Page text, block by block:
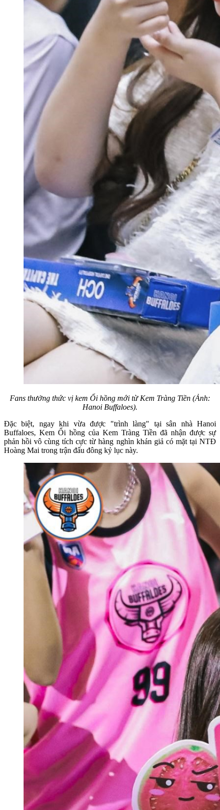
Fans thưởng thức vị kem Ổi hồng mới từ Kem Tràng Tiền (Ảnh:
Hanoi Buffaloes).
Đặc biệt, ngay khi vừa được "trình làng" tại sân nhà Hanoi
Buffaloes, Kem Ổi hồng của Kem Tràng Tiền đã nhận được sự
phản hồi vô cùng tích cực từ hàng nghìn khán giả có mặt tại NTĐ
Hoàng Mai trong trận đấu đông kỷ lục này.